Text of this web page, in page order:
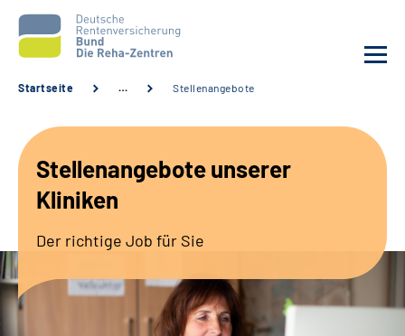
Unsere Kliniken
Sozialdienste & Zuweisende
Startseite … Stellenangebote
Stellenangebote unserer
Kliniken
Der richtige Job für Sie